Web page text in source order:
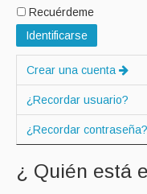
Recuérdeme
Identificarse
Crear una cuenta
¿Recordar usuario?
¿Recordar contraseña?
¿ Quién está